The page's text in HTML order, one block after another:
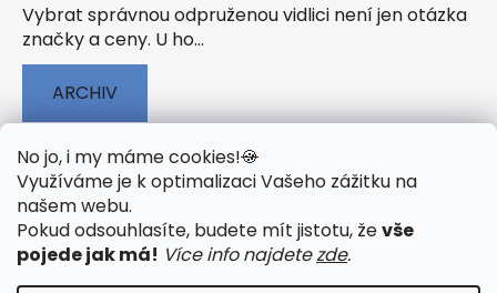
No jo, i my máme cookies!🍪
Využíváme je k optimalizaci Vašeho zážitku na
našem webu.
Pokud odsouhlasíte, budete mít jistotu, ževše
pojede jak má! Více info najdetezde.
Vybrat správnou odpruženou vidlici není jen otázka
značky a ceny. U ho...
ARCHIV
🟢 TECHNOLOGIE
🟢 O ELEKTROKOLECH
🟢 NÁVODY KE STAŽENÍ